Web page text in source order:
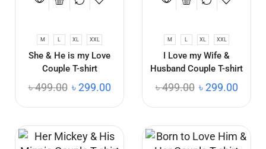
M L XL XXL
She & He is my Love
Couple T-shirt
৳499.00 ৳299.00
M L XL XXL
I Love my Wife &
Husband Couple T-shirt
৳499.00 ৳299.00